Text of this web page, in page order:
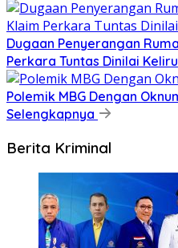
Dugaan Penyerangan
Perkara Tuntas Dinilai Keliru
Polemik MBG Dengan
Selengkapnya
Berita Kriminal